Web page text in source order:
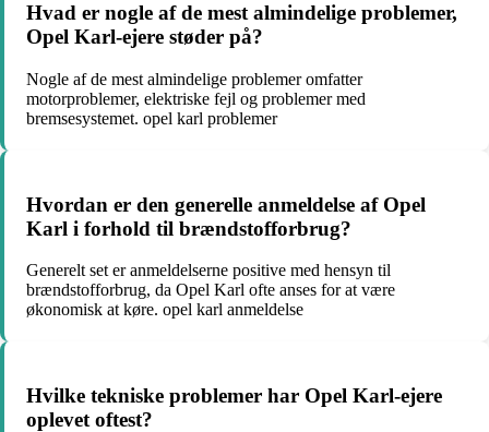
Hvad er nogle af de mest almindelige problemer,
Opel Karl-ejere støder på?
Nogle af de mest almindelige problemer omfatter
motorproblemer, elektriske fejl og problemer med
bremsesystemet. opel karl problemer
Hvordan er den generelle anmeldelse af Opel
Karl i forhold til brændstofforbrug?
Generelt set er anmeldelserne positive med hensyn til
brændstofforbrug, da Opel Karl ofte anses for at være
økonomisk at køre. opel karl anmeldelse
Hvilke tekniske problemer har Opel Karl-ejere
oplevet oftest?